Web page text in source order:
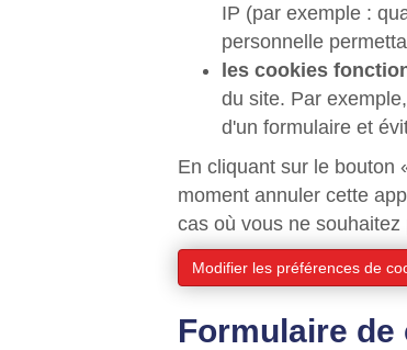
IP (par exemple :
personnelle
les cookies
du site. Par
d'un formulaire et
En cliquant sur le bouton
moment annuler cette
cas où vous ne
Modifier les préférences de
Formulaire de